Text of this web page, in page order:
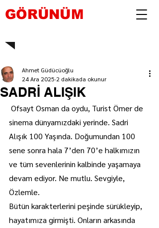
GÖRÜNÜM
SADRİ ALIŞIK
Ahmet Güdücüoğlu
24 Ara 2025 2 dakikada okunur
Ofsayt Osman da oydu, Turist Ömer de
sinema dünyamızdaki yerinde. Sadri
Alışık 100 Yaşında. Doğumundan 100
sene sonra hala 7’den 70’e halkımızın
ve tüm sevenlerinin kalbinde yaşamaya
devam ediyor. Ne mutlu. Sevgiyle,
Özlemle.
Bütün karakterlerini peşinde sürükleyip,
hayatımıza girmişti. Onların arkasında